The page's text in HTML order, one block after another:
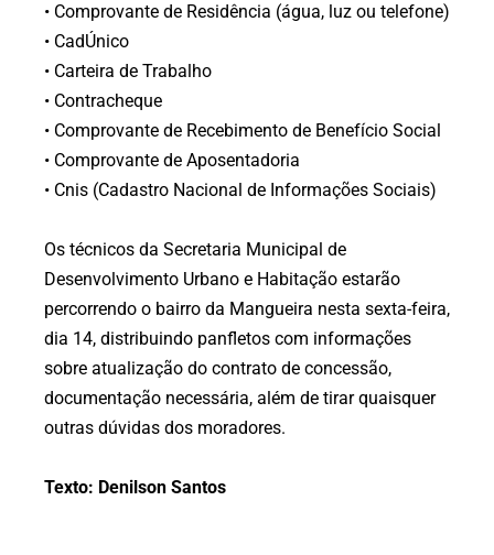
• Comprovante de Residência (água, luz ou telefone)
• CadÚnico
• Carteira de Trabalho
• Contracheque
• Comprovante de Recebimento de Benefício Social
• Comprovante de Aposentadoria
• Cnis (Cadastro Nacional de Informações Sociais)
Os técnicos da Secretaria Municipal de
Desenvolvimento Urbano e Habitação estarão
percorrendo o bairro da Mangueira nesta sexta-feira,
dia 14, distribuindo panfletos com informações
sobre atualização do contrato de concessão,
documentação necessária, além de tirar quaisquer
outras dúvidas dos moradores.
Texto: Denilson Santos